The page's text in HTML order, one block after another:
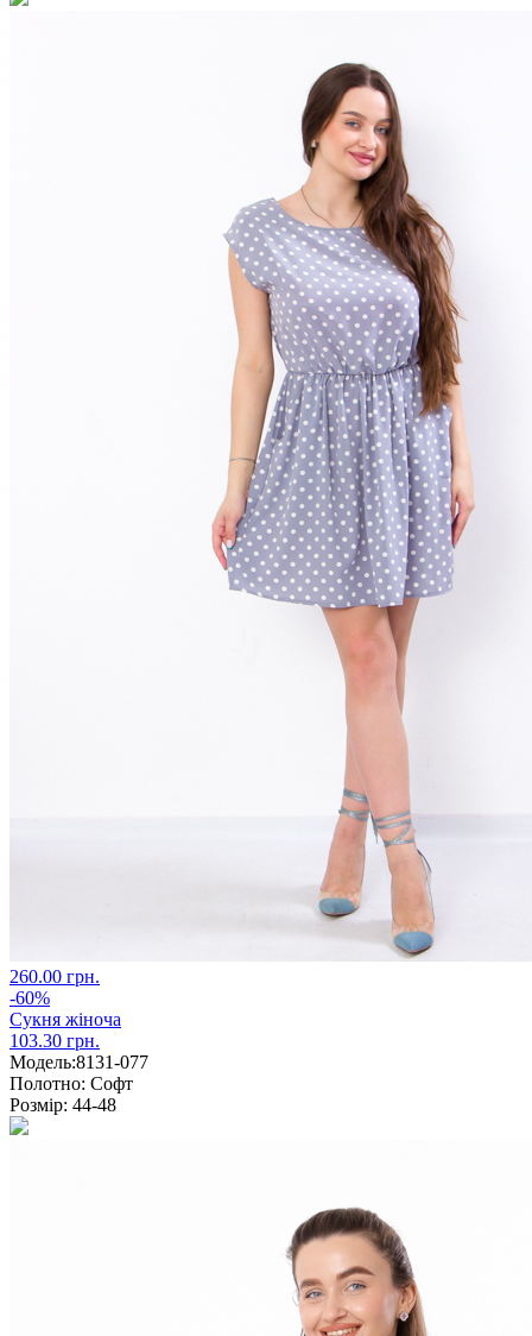
260.00 грн.
-60%
Сукня жіноча
103.30 грн.
Модель:8131-077
Полотно: Софт
Розмір: 44-48